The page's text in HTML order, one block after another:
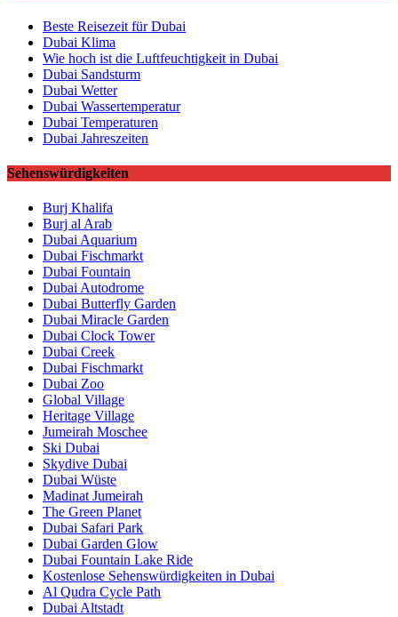
Beste Reisezeit für Dubai
Dubai Klima
Wie hoch ist die Luftfeuchtigkeit in Dubai
Dubai Sandsturm
Dubai Wetter
Dubai Wassertemperatur
Dubai Temperaturen
Dubai Jahreszeiten
Sehenswürdigkeiten
Burj Khalifa
Burj al Arab
Dubai Aquarium
Dubai Fischmarkt
Dubai Fountain
Dubai Autodrome
Dubai Butterfly Garden
Dubai Miracle Garden
Dubai Clock Tower
Dubai Creek
Dubai Fischmarkt
Dubai Zoo
Global Village
Heritage Village
Jumeirah Moschee
Ski Dubai
Skydive Dubai
Dubai Wüste
Madinat Jumeirah
The Green Planet
Dubai Safari Park
Dubai Garden Glow
Dubai Fountain Lake Ride
Kostenlose Sehenswürdigkeiten in Dubai
Al Qudra Cycle Path
Dubai Altstadt